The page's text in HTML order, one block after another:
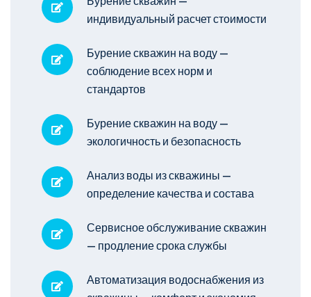
индивидуальный расчет стоимости
Бурение скважин на воду —
соблюдение всех норм и
стандартов
Бурение скважин на воду —
экологичность и безопасность
Анализ воды из скважины —
определение качества и состава
Сервисное обслуживание скважин
— продление срока службы
Автоматизация водоснабжения из